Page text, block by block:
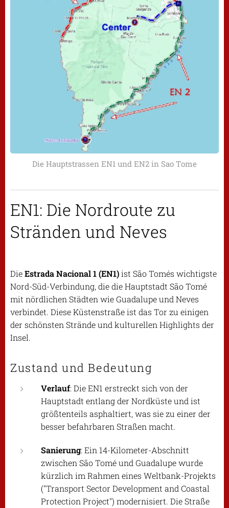
Die Hauptstrassen EN1 und EN2 in Sao Tome
EN1: Die Nordroute zu
Stränden und Neves
DieEstrada Nacional 1 (EN1)ist São Tomés wichtigste
Nord-Süd-Verbindung, die die Hauptstadt São Tomé
mit nördlichen Städten wie Guadalupe und Neves
verbindet. Diese Küstenstraße ist das Tor zu einigen
der schönsten Strände und kulturellen Highlights der
Insel.
Zustand und Bedeutung
Verlauf: Die EN1 erstreckt sich von der
Hauptstadt entlang der Nordküste und ist
größtenteils asphaltiert, was sie zu einer der
besser befahrbaren Straßen macht.
Sanierung: Ein 14-Kilometer-Abschnitt
zwischen São Tomé und Guadalupe wurde
kürzlich im Rahmen eines Weltbank-Projekts
("Transport Sector Development and Coastal
Protection Project") modernisiert. Die Straße